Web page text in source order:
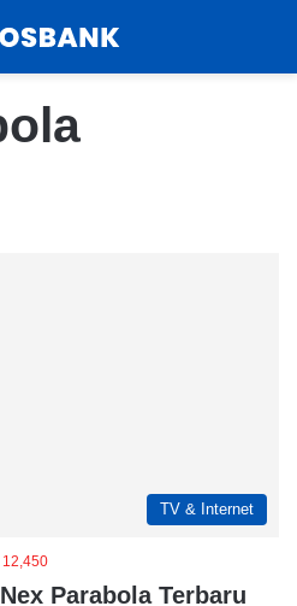
TV & Internet
12,450
Parabola Terbaru